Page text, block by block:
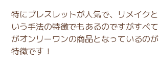
特にブレスレットが人気で、リメイクと
いう手法の特徴でもあるのですがすべて
がオンリーワンの商品となっているのが
特徴です！